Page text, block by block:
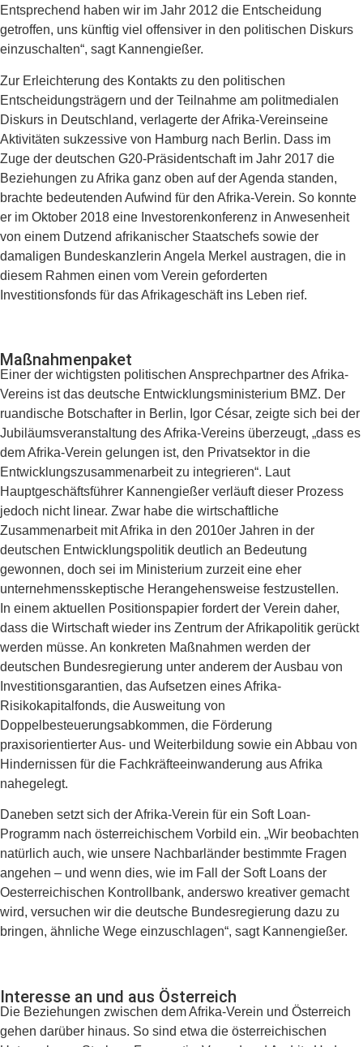
Entsprechend haben wir im Jahr 2012 die Entscheidung
getroffen, uns künftig viel offensiver in den politischen Diskurs
einzuschalten“, sagt Kannengießer.
Zur Erleichterung des Kontakts zu den politischen
Entscheidungsträgern und der Teilnahme am politmedialen
Diskurs in Deutschland, verlagerte der Afrika-Vereinseine
Aktivitäten sukzessive von Hamburg nach Berlin. Dass im
Zuge der deutschen G20-Präsidentschaft im Jahr 2017 die
Beziehungen zu Afrika ganz oben auf der Agenda standen,
brachte bedeutenden Aufwind für den Afrika-Verein. So konnte
er im Oktober 2018 eine Investorenkonferenz in Anwesenheit
von einem Dutzend afrikanischer Staatschefs sowie der
damaligen Bundeskanzlerin Angela Merkel austragen, die in
diesem Rahmen einen vom Verein geforderten
Investitionsfonds für das Afrikageschäft ins Leben rief.
Maßnahmenpaket
Einer der wichtigsten politischen Ansprechpartner des Afrika-
Vereins ist das deutsche Entwicklungsministerium BMZ. Der
ruandische Botschafter in Berlin, Igor César, zeigte sich bei der
Jubiläumsveranstaltung des Afrika-Vereins überzeugt, „dass es
dem Afrika-Verein gelungen ist, den Privatsektor in die
Entwicklungszusammenarbeit zu integrieren“. Laut
Hauptgeschäftsführer Kannengießer verläuft dieser Prozess
jedoch nicht linear. Zwar habe die wirtschaftliche
Zusammenarbeit mit Afrika in den 2010er Jahren in der
deutschen Entwicklungspolitik deutlich an Bedeutung
gewonnen, doch sei im Ministerium zurzeit eine eher
unternehmensskeptische Herangehensweise festzustellen.
In einem aktuellen Positionspapier fordert der Verein daher,
dass die Wirtschaft wieder ins Zentrum der Afrikapolitik gerückt
werden müsse. An konkreten Maßnahmen werden der
deutschen Bundesregierung unter anderem der Ausbau von
Investitionsgarantien, das Aufsetzen eines Afrika-
Risikokapitalfonds, die Ausweitung von
Doppelbesteuerungsabkommen, die Förderung
praxisorientierter Aus- und Weiterbildung sowie ein Abbau von
Hindernissen für die Fachkräfteeinwanderung aus Afrika
nahegelegt.
Daneben setzt sich der Afrika-Verein für ein Soft Loan-
Programm nach österreichischem Vorbild ein. „Wir beobachten
natürlich auch, wie unsere Nachbarländer bestimmte Fragen
angehen – und wenn dies, wie im Fall der Soft Loans der
Oesterreichischen Kontrollbank, anderswo kreativer gemacht
wird, versuchen wir die deutsche Bundesregierung dazu zu
bringen, ähnliche Wege einzuschlagen“, sagt Kannengießer.
Interesse an und aus Österreich
Die Beziehungen zwischen dem Afrika-Verein und Österreich
gehen darüber hinaus. So sind etwa die österreichischen